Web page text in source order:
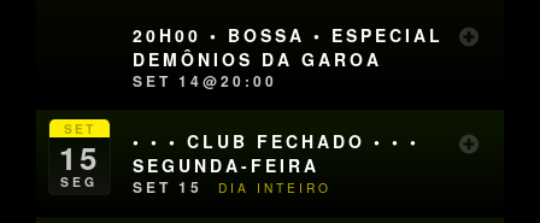
20H00 • BOSSA • ESPECIAL
DEMÔNIOS DA GAROA
SET 14@20:00
SET
15
SEG
• • • CLUB FECHADO • • •
SEGUNDA-FEIRA
SET 15 DIA INTEIRO